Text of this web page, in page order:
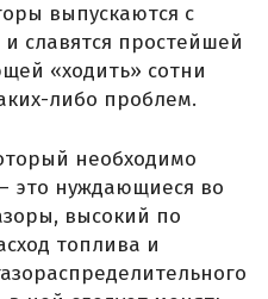
выпускаются с
славятся простейшей
«ходить» сотни
либо проблем.
необходимо
это нуждающиеся во
высокий по
топлива и